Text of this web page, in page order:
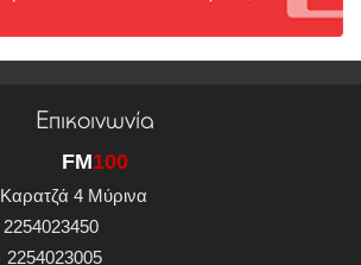
Επικοινωνία
FM100
Καρατζά 4 Μύρινα
2254023450
2254023005